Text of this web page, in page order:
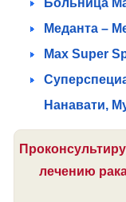
Больница
Меданта –
Max Super
Нанавати,
лечению